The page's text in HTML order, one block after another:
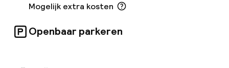
Mogelijk extra kosten
Openbaar parkeren